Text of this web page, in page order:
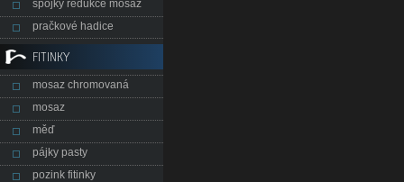
spojky redukce mosaz
pračkové hadice
FITINKY
mosaz chromovaná
mosaz
měď
pájky pasty
pozink fitinky